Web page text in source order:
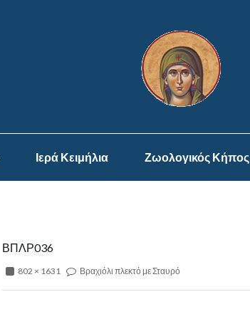
Ιερά Κειμήλια Ζωολογικός Κήπος
ΒΠΛΡ036
802 × 1631 Βραχιόλι πλεκτό με Σταυρό